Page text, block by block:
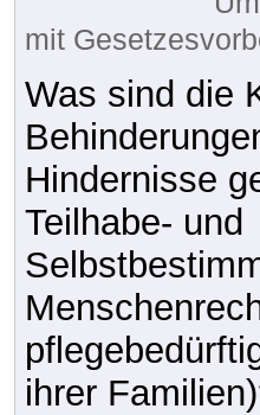
mit
Was sind die
Hindernisse
Teilhabe- und
ihrer